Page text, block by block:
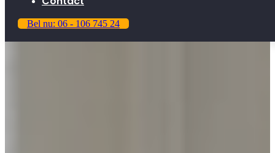
Bel nu: 06 - 106 745 24